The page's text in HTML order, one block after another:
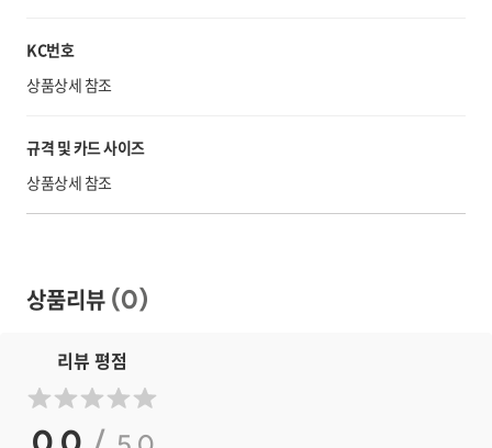
KC번호
상품상세 참조
규격 및 카드 사이즈
상품상세 참조
상품리뷰 (0)
리뷰 평점